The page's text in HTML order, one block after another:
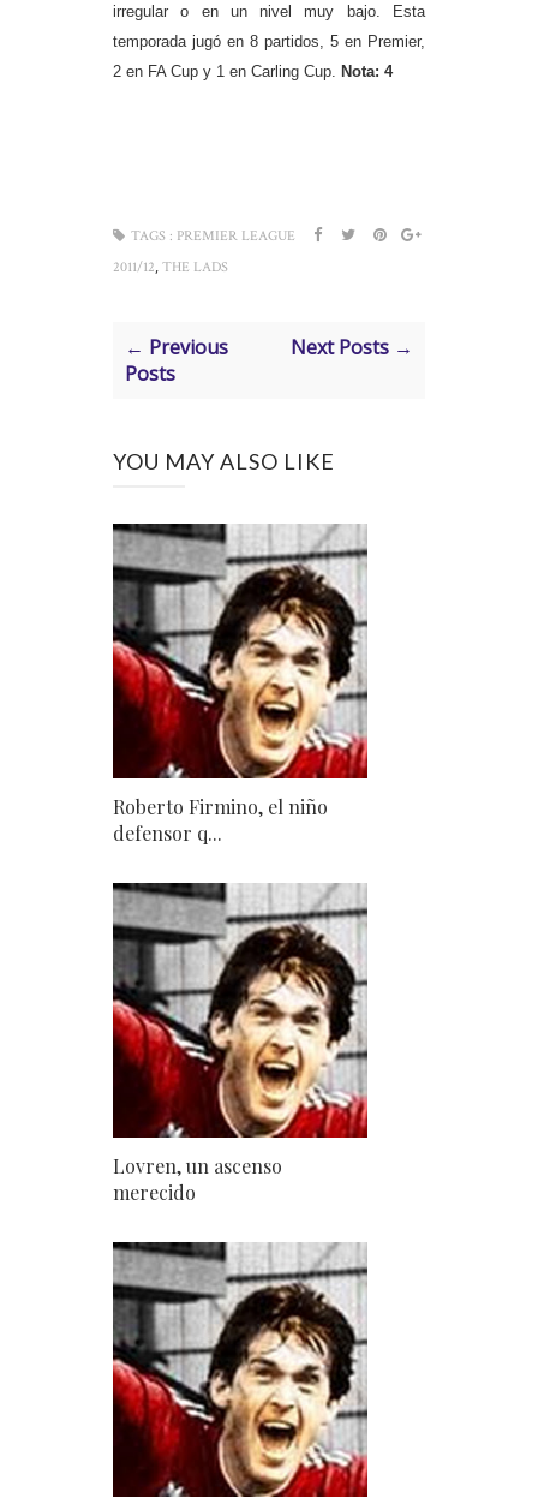
irregular o en un nivel muy bajo. Esta
temporada jugó en 8 partidos, 5 en Premier,
2 en FA Cup y 1 en Carling Cup. Nota: 4
TAGS : PREMIER LEAGUE
2011/12 THE LADS
← Previous
Posts
Next Posts →
YOU MAY ALSO LIKE
Roberto Firmino, el niño
defensor q...
Lovren, un ascenso
merecido